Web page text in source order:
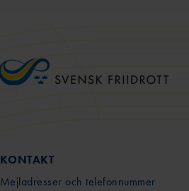
KONTAKT
Mejladresser och telefonnummer